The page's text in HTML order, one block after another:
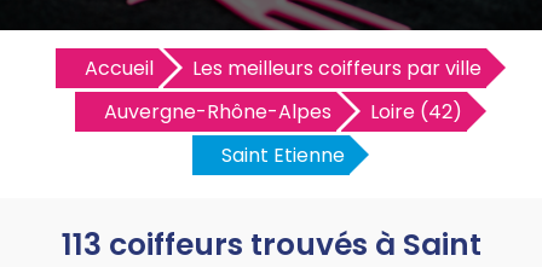
Accueil
Les meilleurs coiffeurs par ville
Auvergne-Rhône-Alpes
Loire (42)
Saint Etienne
113 coiffeurs trouvés à Saint